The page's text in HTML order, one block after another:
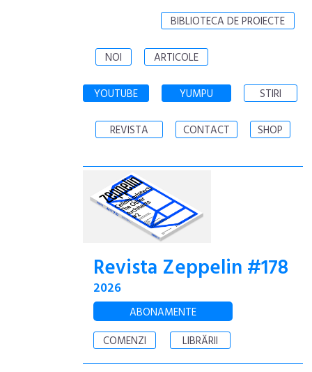
BIBLIOTECA DE PROIECTE
NOI ARTICOLE
YOUTUBE YUMPU STIRI
REVISTA CONTACT SHOP
Revista Zeppelin #178
2026
ABONAMENTE
COMENZI
LIBRĂRII